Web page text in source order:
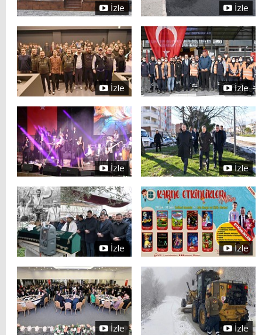
İzle İzle
İzle İzle
İzle İzle
İzle İzle
İzle İzle